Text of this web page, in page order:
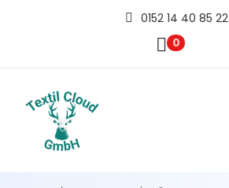
0152 14 40 85 22
0